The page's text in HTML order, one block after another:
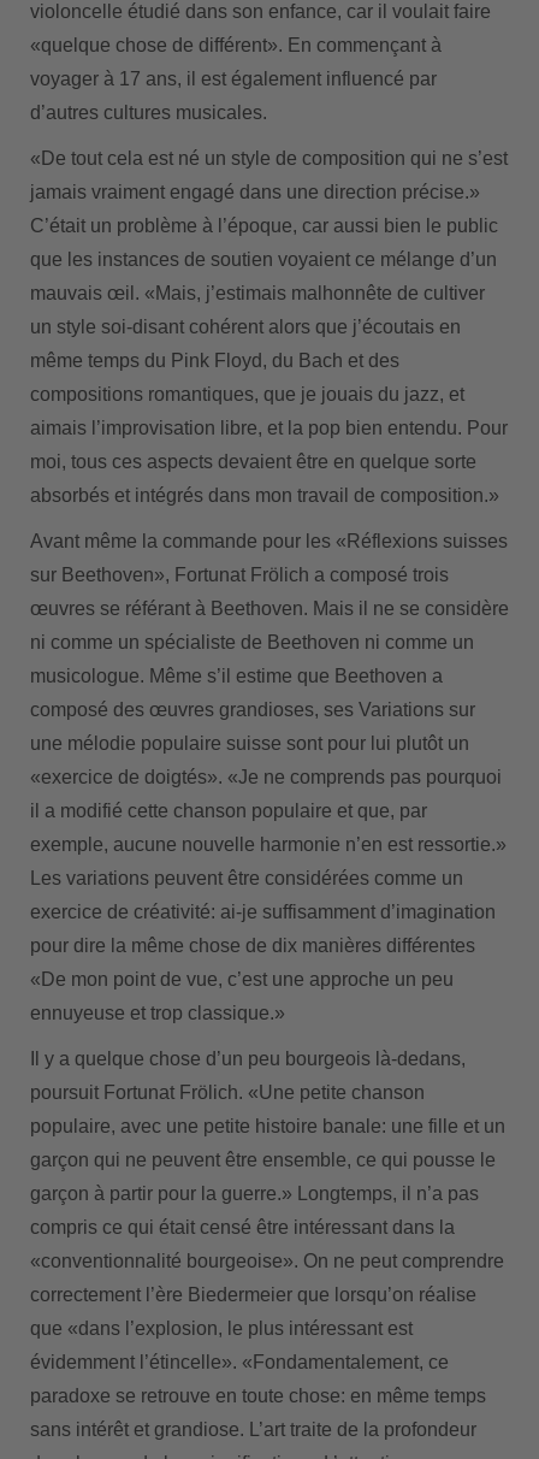
violoncelle étudié dans son enfance, car il voulait faire
«quelque chose de différent». En commençant à
voyager à 17 ans, il est également influencé par
d’autres cultures musicales.
«De tout cela est né un style de composition qui ne s’est
jamais vraiment engagé dans une direction précise.»
C’était un problème à l’époque, car aussi bien le public
que les instances de soutien voyaient ce mélange d’un
mauvais œil. «Mais, j’estimais malhonnête de cultiver
un style soi-disant cohérent alors que j’écoutais en
même temps du Pink Floyd, du Bach et des
compositions romantiques, que je jouais du jazz, et
aimais l’improvisation libre, et la pop bien entendu. Pour
moi, tous ces aspects devaient être en quelque sorte
absorbés et intégrés dans mon travail de composition.»
Avant même la commande pour les «Réflexions suisses
sur Beethoven», Fortunat Frölich a composé trois
œuvres se référant à Beethoven. Mais il ne se considère
ni comme un spécialiste de Beethoven ni comme un
musicologue. Même s’il estime que Beethoven a
composé des œuvres grandioses, ses Variations sur
une mélodie populaire suisse sont pour lui plutôt un
«exercice de doigtés». «Je ne comprends pas pourquoi
il a modifié cette chanson populaire et que, par
exemple, aucune nouvelle harmonie n’en est ressortie.»
Les variations peuvent être considérées comme un
exercice de créativité: ai-je suffisamment d’imagination
pour dire la même chose de dix manières différentes
«De mon point de vue, c’est une approche un peu
ennuyeuse et trop classique.»
Il y a quelque chose d’un peu bourgeois là-dedans,
poursuit Fortunat Frölich. «Une petite chanson
populaire, avec une petite histoire banale: une fille et un
garçon qui ne peuvent être ensemble, ce qui pousse le
garçon à partir pour la guerre.» Longtemps, il n’a pas
compris ce qui était censé être intéressant dans la
«conventionnalité bourgeoise». On ne peut comprendre
correctement l’ère Biedermeier que lorsqu’on réalise
que «dans l’explosion, le plus intéressant est
évidemment l’étincelle». «Fondamentalement, ce
paradoxe se retrouve en toute chose: en même temps
sans intérêt et grandiose. L’art traite de la profondeur